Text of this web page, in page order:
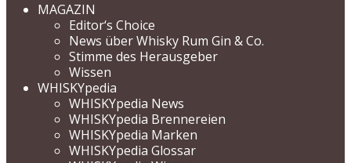
MAGAZIN
Editor‘s Choice
News über Whisky Rum Gin & Co.
Stimme des Herausgeber
Wissen
WHISKYpedia
WHISKYpedia News
WHISKYpedia Brennereien
WHISKYpedia Marken
WHISKYpedia Glossar